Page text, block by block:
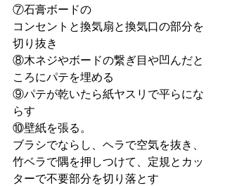
⑦石膏ボードの
コンセントと換気扇と換気口の部分を
切り抜き
⑧木ネジやボードの繋ぎ目や凹んだと
ころにパテを埋める
⑨パテが乾いたら紙ヤスリで平らにな
らす
⑩壁紙を張る。
ブラシでならし、ヘラで空気を抜き、
竹ベラで隅を押しつけて、定規とカッ
ターで不要部分を切り落とす